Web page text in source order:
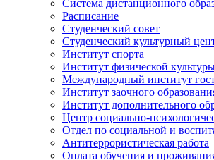
Система дистанционного
Расписание
Студенческий совет
Студенческий культурный
Институт спорта
Институт физической
Международный институт
Институт заочного
Институт дополнительного
Центр социально-
Отдел по социальной и
Антитеррористическая работа
Оплата обучения и